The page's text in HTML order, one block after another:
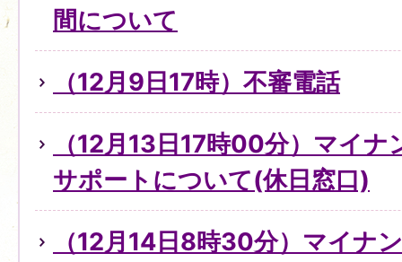
間について
（12月9日17時）不審電話
（12月13日17時00分）マイ
サポートについて(休日窓口)
（12月14日8時30分）マイナ